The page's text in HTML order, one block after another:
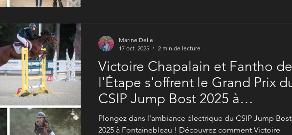
Victoire Chapalain et Fantho de
l'Étape s'offrent le Grand Prix du
CSIP Jump Bost 2025 à
Fontainebleau !
Plongez dans l'ambiance électrique du CSIP Jump Bost
2025 à Fontainebleau ! Découvrez comment Victoire
Marine Delie
17 oct. 2025
2 min de lecture